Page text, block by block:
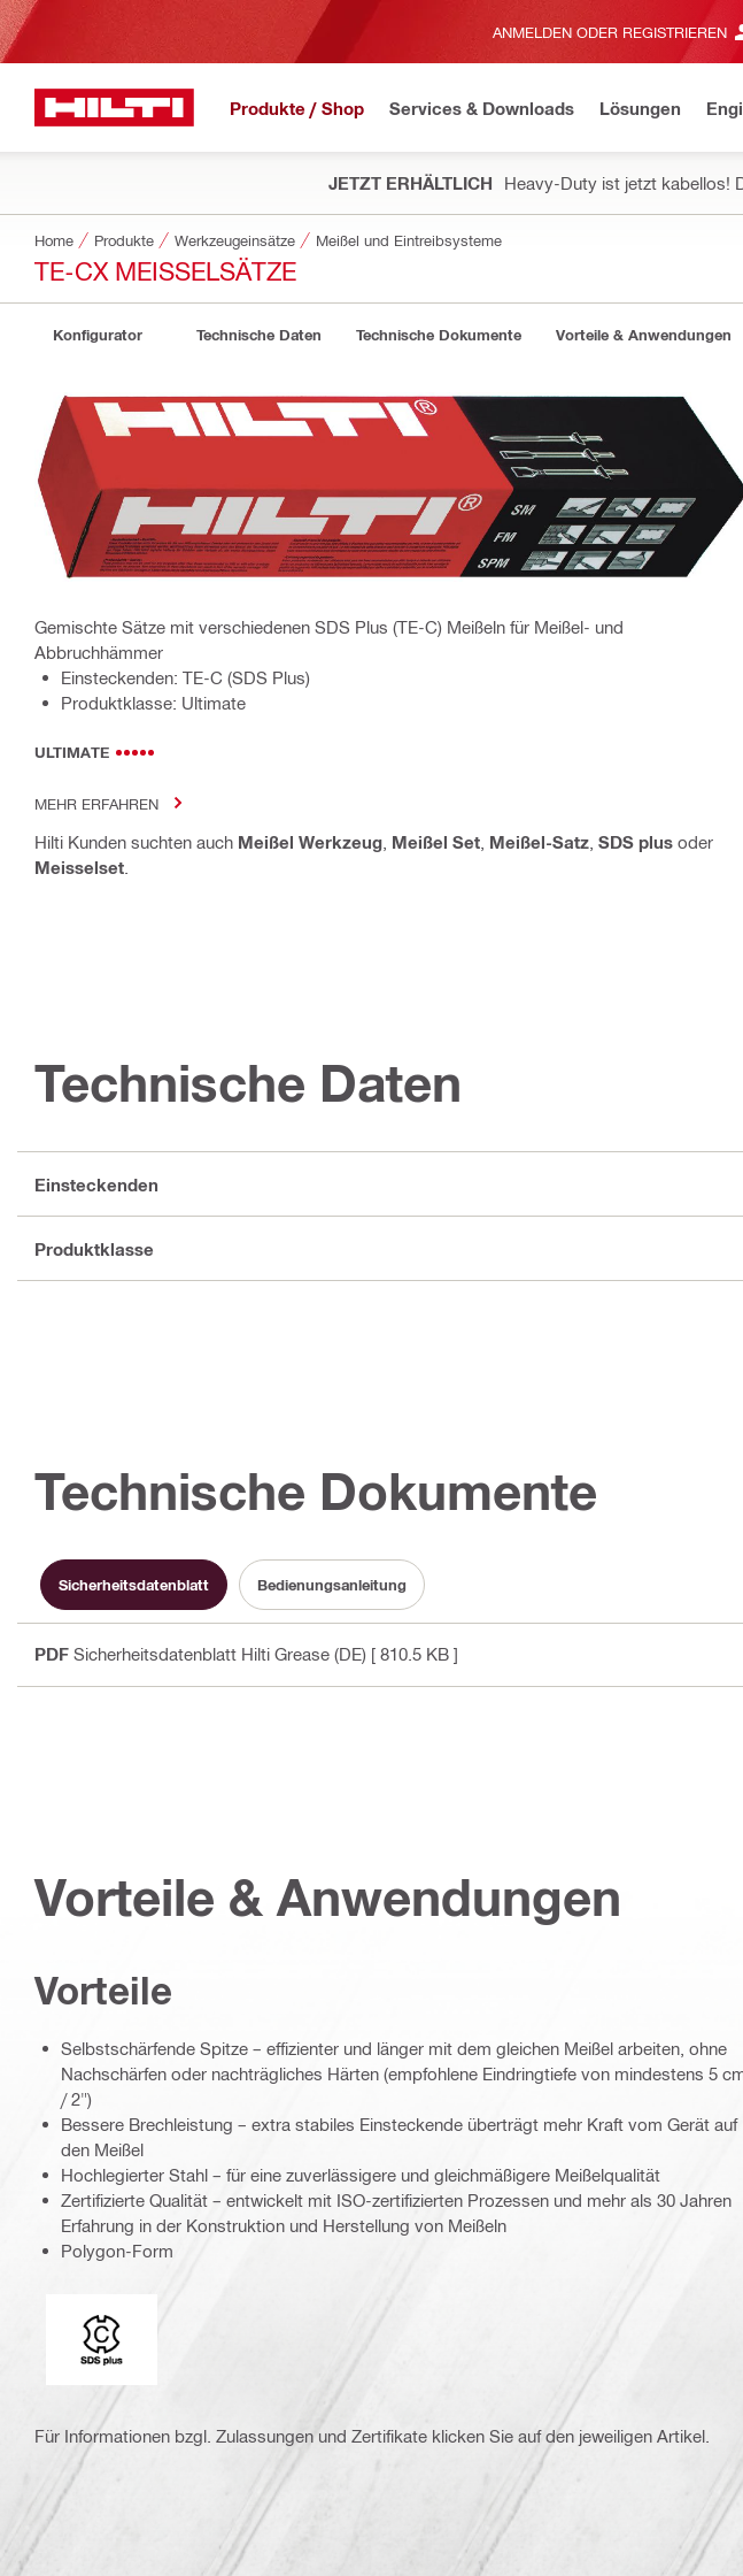
ANMELDEN ODER REGISTRIEREN
Produkte / Shop Services & Downloads Lösungen
JETZT ERHÄLTLICH Heavy-Duty ist jetzt kabellos!
Home Produkte Werkzeugeinsätze Meißel und Eintreibsysteme
TE-CX MEISSELSÄTZE
Konfigurator Technische Daten Technische Dokumente Vorteile & Anwendungen
Gemischte Sätze mit verschiedenen SDS Plus (TE-C) Meißeln für Meißel- und
Abbruchhämmer
Einsteckenden: TE-C (SDS Plus)
Produktklasse: Ultimate
ULTIMATE
MEHR ERFAHREN
Hilti Kunden suchten auch Meißel Werkzeug Meißel Set Meißel-Satz SDS plus oder
Meisselset
Technische Daten
Einsteckenden
Produktklasse
Technische Dokumente
Sicherheitsdatenblatt Bedienungsanleitung
PDF Sicherheitsdatenblatt Hilti Grease (DE) [ 810.5 KB ]
Vorteile & Anwendungen
Vorteile
Selbstschärfende Spitze – effizienter und länger mit dem gleichen Meißel arbeiten, ohne
Nachschärfen oder nachträgliches Härten (empfohlene Eindringtiefe von mindestens 5
/ 2")
Bessere Brechleistung – extra stabiles Einsteckende überträgt mehr Kraft vom Gerät auf
den Meißel
Hochlegierter Stahl – für eine zuverlässigere und gleichmäßigere Meißelqualität
Zertifizierte Qualität – entwickelt mit ISO-zertifizierten Prozessen und mehr als 30 Jahren
Erfahrung in der Konstruktion und Herstellung von Meißeln
Polygon-Form
Einsteckenden
Für Informationen bzgl. Zulassungen und Zertifikate klicken Sie auf den jeweiligen Artikel.